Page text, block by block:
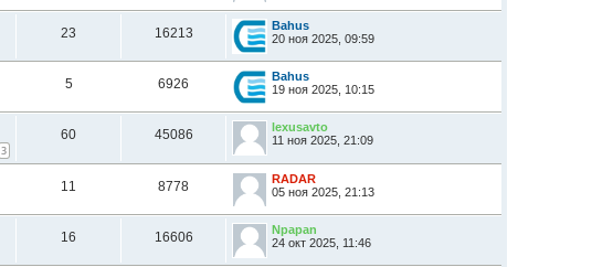
23 16213
Bahus
20 ноя 2025, 09:59
5 6926
Bahus
19 ноя 2025, 10:15
3
60 45086
lexusavto
11 ноя 2025, 21:09
11 8778
RADAR
05 ноя 2025, 21:13
16 16606
Npapan
24 окт 2025, 11:46